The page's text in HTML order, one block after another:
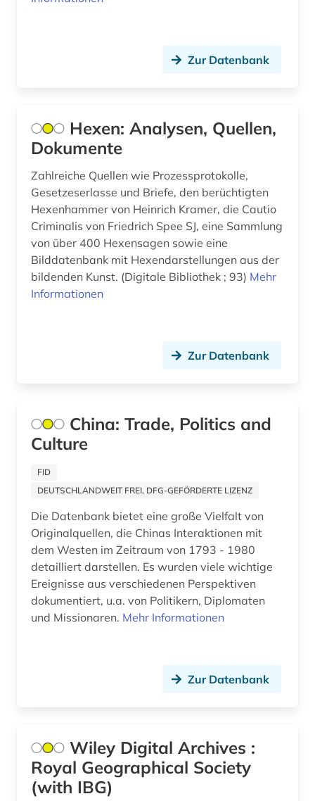
autobiografische literatur (2)
avantgarde (2)
bad reichenhall (1)
baden-württemberg (1)
ballangen (1)
ballett (1)
bautechnik (1)
bauwerk (2)
bauzeichnung (1)
bayerisch schwaben (1)
bayerische motoren-werke (1)
bayerische staatsgemäldesammlungen (1)
belgische kultur (1)
belgische kunst (1)
Slowakei (3)
Spanien (8)
Suedamerika (9)
Suedasien (2)
Suedostasien (1)
Suedosteuropa (8)
Zypern (1)
Zur Datenbank
Hexen: Analysen, Quellen,
Dokumente
Zahlreiche Quellen wie Prozessprotokolle,
Gesetzeserlasse und Briefe, den berüchtigten
Hexenhammer von Heinrich Kramer, die Cautio
Criminalis von Friedrich Spee SJ, eine Sammlung
von über 400 Hexensagen sowie eine
Bilddatenbank mit Hexendarstellungen aus der
bildenden Kunst. (Digitale Bibliothek ; 93) Mehr
Informationen
Zur Datenbank
China: Trade, Politics and
Culture
FID
DEUTSCHLANDWEIT FREI, DFG-GEFÖRDERTE LIZENZ
Die Datenbank bietet eine große Vielfalt von
Originalquellen, die Chinas Interaktionen mit
dem Westen im Zeitraum von 1793 - 1980
detailliert darstellen. Es wurden viele wichtige
Ereignisse aus verschiedenen Perspektiven
dokumentiert, u.a. von Politikern, Diplomaten
und Missionaren. Mehr Informationen
Zur Datenbank
Wiley Digital Archives :
Royal Geographical Society
(with IBG)